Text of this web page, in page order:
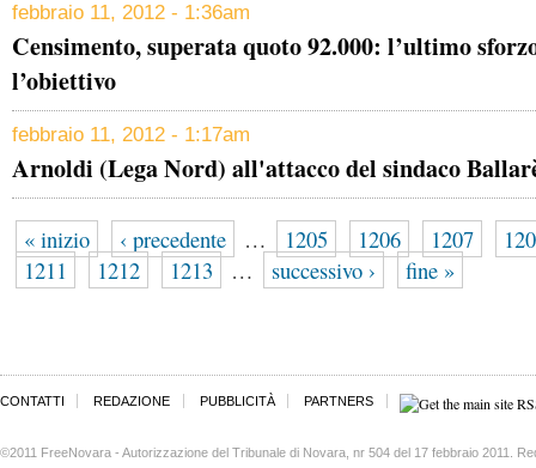
febbraio 11, 2012 - 1:36am
Censimento, superata quoto 92.000: l’ultimo
l’obiettivo
febbraio 11, 2012 - 1:17am
Arnoldi (Lega Nord) all'attacco del sindaco
« inizio ‹ precedente … 1205 1206 1207
1211
1212 1213 … successivo › fine »
CONTATTI REDAZIONE PUBBLICITÀ PARTNERS
©2011 FreeNovara - Autorizzazione del Tribunale di Novara, nr 504 del 17 febbraio 2011.